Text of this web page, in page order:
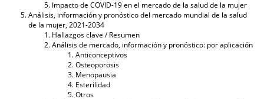
Impacto de COVID-19 en el mercado de la salud de la mujer
Análisis, información y pronóstico del mercado mundial de la salud
de la mujer, 2021-2034
Hallazgos clave / Resumen
Análisis de mercado, información y pronóstico: por aplicación
Anticonceptivos
Osteoporosis
Menopausia
Esterilidad
Otros